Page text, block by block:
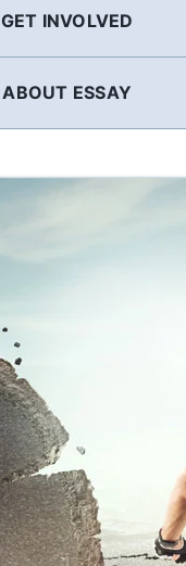
GET INVOLVED
ABOUT ESSAY